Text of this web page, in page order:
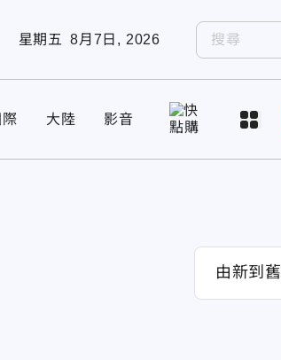
星期五 8月7日, 2026
際 大陸 影音
由新到舊